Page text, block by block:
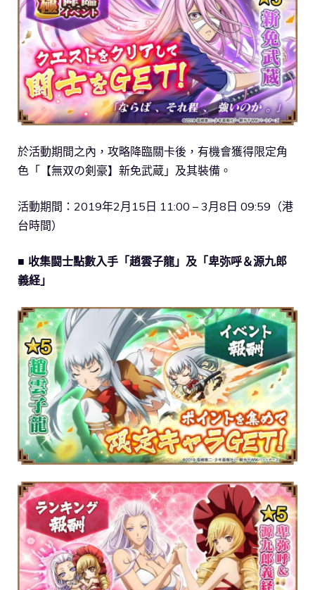
於活動期間之內，攻略降臨關卡後，有機會獲得限定角
色「【無双の剣豪】新免武蔵」及其裝備。
活動期間：2019年2月15日 11:00 – 3月8日 09:59（港
台時間）
■ 收集闘士點數入手「趙雲子龍」及「卑弥呼＆源九郎
義経」